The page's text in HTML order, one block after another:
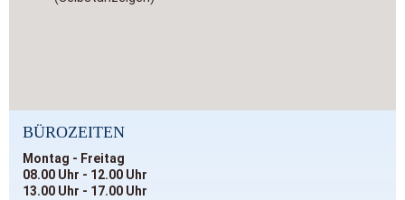
BÜROZEITEN
Montag - Freitag
08.00 Uhr - 12.00 Uhr
13.00 Uhr - 17.00 Uhr